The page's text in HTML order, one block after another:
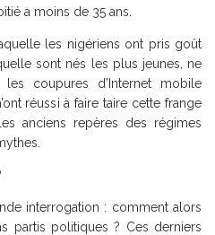
a moins de 35 ans.
les nigériens ont pris goût
sont nés les plus jeunes, ne
les coupures d’Internet mobile
réussi à faire taire cette frange
anciens repères des régimes
interrogation : comment alors
partis politiques ? Ces derniers